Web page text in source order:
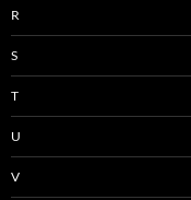
R
S
T
U
V